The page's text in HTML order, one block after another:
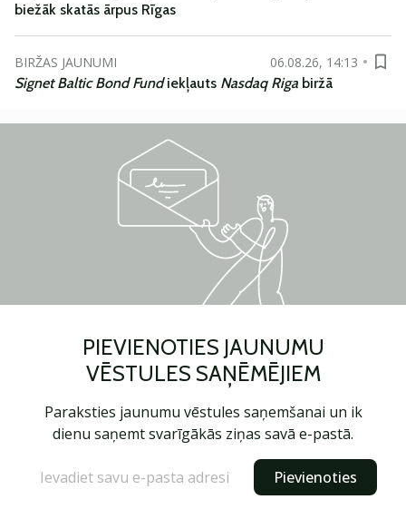
biežāk skatās ārpus Rīgas
BIRŽAS JAUNUMI
06.08.26, 14:13
Signet Baltic Bond Fundiekļauts Nasdaq Riga biržā
PIEVIENOTIES JAUNUMU
VĒSTULES SAŅĒMĒJIEM
Paraksties jaunumu vēstules saņemšanai un ik
dienu saņemt svarīgākās ziņas savā e-pastā.
Pievienoties